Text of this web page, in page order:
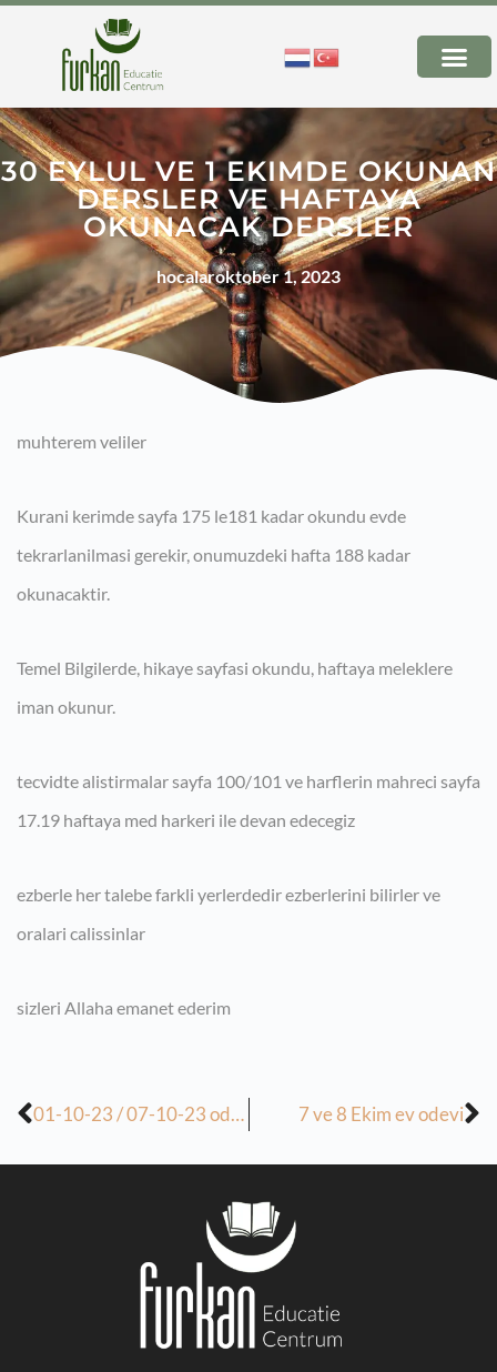
30 EYLUL VE 1 EKIMDE OKUNAN
DERSLER VE HAFTAYA
OKUNACAK DERSLER
hocalaroktober 1, 2023
muhterem veliler
Kurani kerimde sayfa 175 le181 kadar okundu evde
tekrarlanilmasi gerekir, onumuzdeki hafta 188 kadar
okunacaktir.
Temel Bilgilerde, hikaye sayfasi okundu, haftaya meleklere
iman okunur.
tecvidte alistirmalar sayfa 100/101 ve harflerin mahreci sayfa
17.19 haftaya med harkeri ile devan edecegiz
ezberle her talebe farkli yerlerdedir ezberlerini bilirler ve
oralari calissinlar
sizleri Allaha emanet ederim
01-10-23 / 07-10-23 odev 7 ve 8 Ekim ev odevi